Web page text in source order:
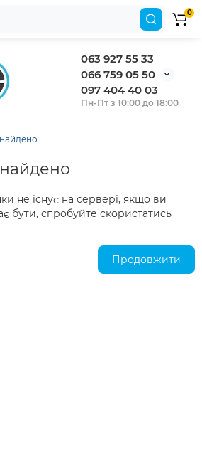
063 927 55 33
066 759 05 50
097 404 40 03
Пн-Пт з 10:00 до 18:00
0
не існує на сервері, якщо ви
бути, спробуйте скористатись
Продовжити